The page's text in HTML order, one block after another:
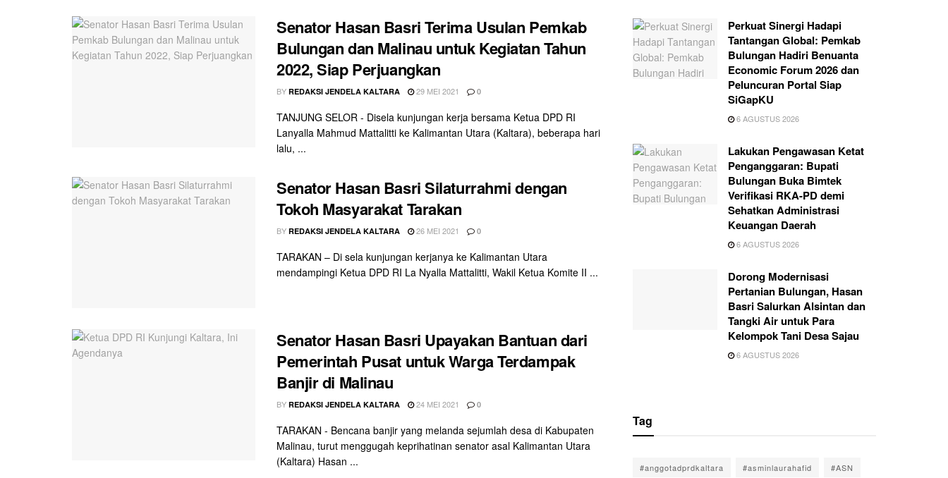
Senator Hasan Basri Terima Usulan Pemkab
Bulungan dan Malinau untuk Kegiatan Tahun
2022, Siap Perjuangkan
BY REDAKSI JENDELA KALTARA 29 MEI 2021 0
TANJUNG SELOR - Disela kunjungan kerja bersama Ketua DPD RI
Lanyalla Mahmud Mattalitti ke Kalimantan Utara (Kaltara), beberapa hari
lalu, ...
Senator Hasan Basri Silaturrahmi dengan
Tokoh Masyarakat Tarakan
BY REDAKSI JENDELA KALTARA 26 MEI 2021 0
TARAKAN – Di sela kunjungan kerjanya ke Kalimantan Utara
mendampingi Ketua DPD RI La Nyalla Mattalitti, Wakil Ketua Komite II ...
Senator Hasan Basri Upayakan Bantuan dari
Pemerintah Pusat untuk Warga Terdampak
Banjir di Malinau
BY REDAKSI JENDELA KALTARA 24 MEI 2021 0
TARAKAN - Bencana banjir yang melanda sejumlah desa di Kabupaten
Malinau, turut menggugah keprihatinan senator asal Kalimantan Utara
(Kaltara) Hasan ...
Perkuat Sinergi Hadapi
Tantangan Global: Pemkab
Bulungan Hadiri Benuanta
Economic Forum 2026 dan
Peluncuran Portal Siap
SiGapKU
6 AGUSTUS 2026
Lakukan Pengawasan Ketat
Penganggaran: Bupati
Bulungan Buka Bimtek
Verifikasi RKA-PD demi
Sehatkan Administrasi
Keuangan Daerah
6 AGUSTUS 2026
Dorong Modernisasi
Pertanian Bulungan, Hasan
Basri Salurkan Alsintan dan
Tangki Air untuk Para
Kelompok Tani Desa Sajau
6 AGUSTUS 2026
Tag
#anggotadprdkaltara #asminlaurahafid #ASN